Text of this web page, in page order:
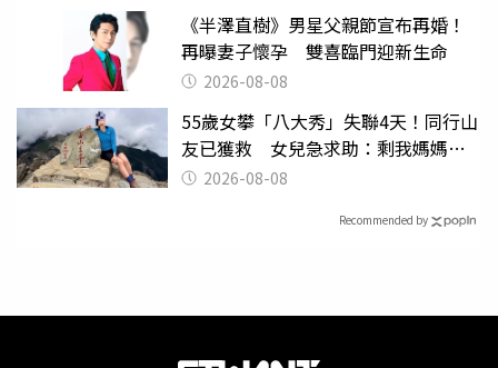
《半澤直樹》男星父親節宣布再婚！
再曝妻子懷孕 雙喜臨門迎新生命
2026-08-08
55歲女攀「八大秀」失聯4天！同行山
友已獲救 女兒急求助：剩我媽媽還
沒找到
2026-08-08
Recommended by